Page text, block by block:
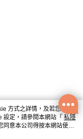
方式之詳情，及若您不希
設定，請參閱本網站「 私隱
同意本公司得按本網站使用